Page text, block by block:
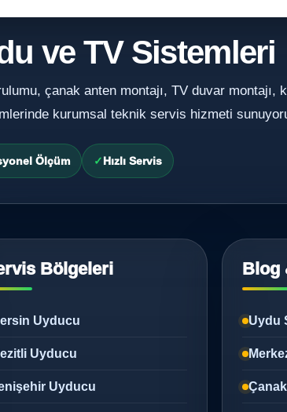
ve TV Sistemleri
çanak anten montajı, TV duvar montajı,
kurumsal teknik servis hizmeti
Ölçüm Hızlı Servis
Bölgeleri
Uyducu
Uyducu
Uyducu
Blog
Uydu